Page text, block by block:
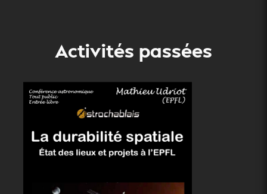
Activités passées